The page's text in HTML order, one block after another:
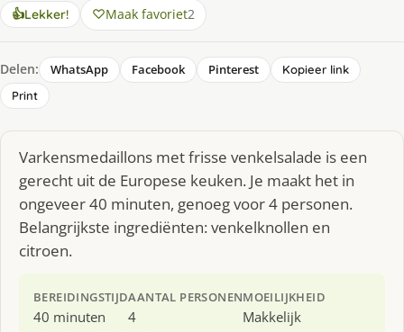
👍Lekker! Maak favoriet2
Delen: WhatsApp Facebook Pinterest
Kopieer link
Print
Varkensmedaillons met frisse venkelsalade is een
gerecht uit de Europese keuken. Je maakt het in
ongeveer 40 minuten, genoeg voor 4 personen.
Belangrijkste ingrediënten: venkelknollen en
citroen.
BEREIDINGSTIJD
40 minuten
AANTAL PERSONEN
4
MOEILIJKHEID
Makkelijk